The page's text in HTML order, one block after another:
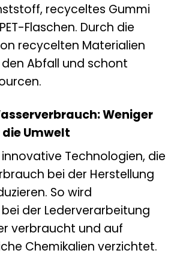
recyceltes Gummi
Flaschen. Durch die
recycelten Materialien
Abfall und schont
Weniger
Umwelt
Technologien, die
bei der Herstellung
So wird
der Lederverarbeitung
verbraucht und auf
Chemikalien verzichtet.